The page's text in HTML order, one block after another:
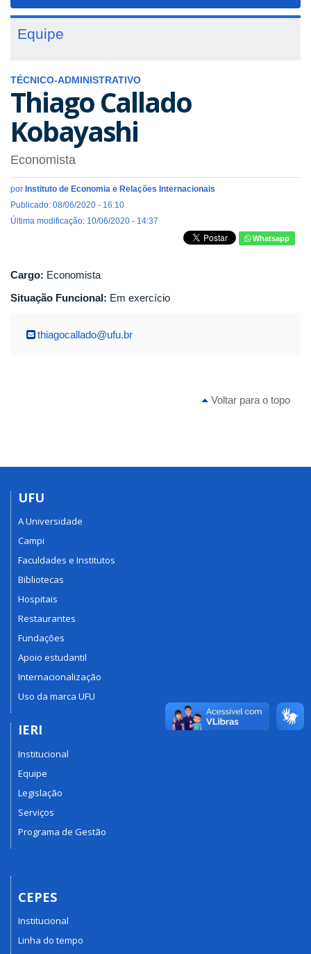
Equipe
TÉCNICO-ADMINISTRATIVO
Thiago Callado
Kobayashi
Economista
por Instituto de Economia e Relações Internacionais
Publicado: 08/06/2020 - 16:10
Última modificação: 10/06/2020 - 14:37
Whatsapp
Cargo: Economista
Situação Funcional: Em exercício
thiagocallado@ufu.br
Voltar para o topo
UFU
A Universidade
Campi
Faculdades e Institutos
Bibliotecas
Hospitais
Restaurantes
Fundações
Apoio estudantil
Internacionalização
Uso da marca UFU
IERI
Institucional
Equipe
Legislação
Serviços
Programa de Gestão
CEPES
Institucional
Linha do tempo